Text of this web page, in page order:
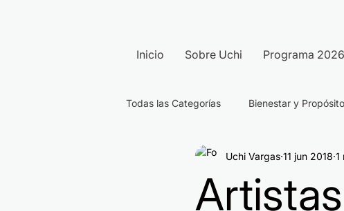
Inicio Sobre Uchi Programa 2026
Todas las Categorías Bienestar y Propósito
Uchi Vargas 11 jun 2018 1